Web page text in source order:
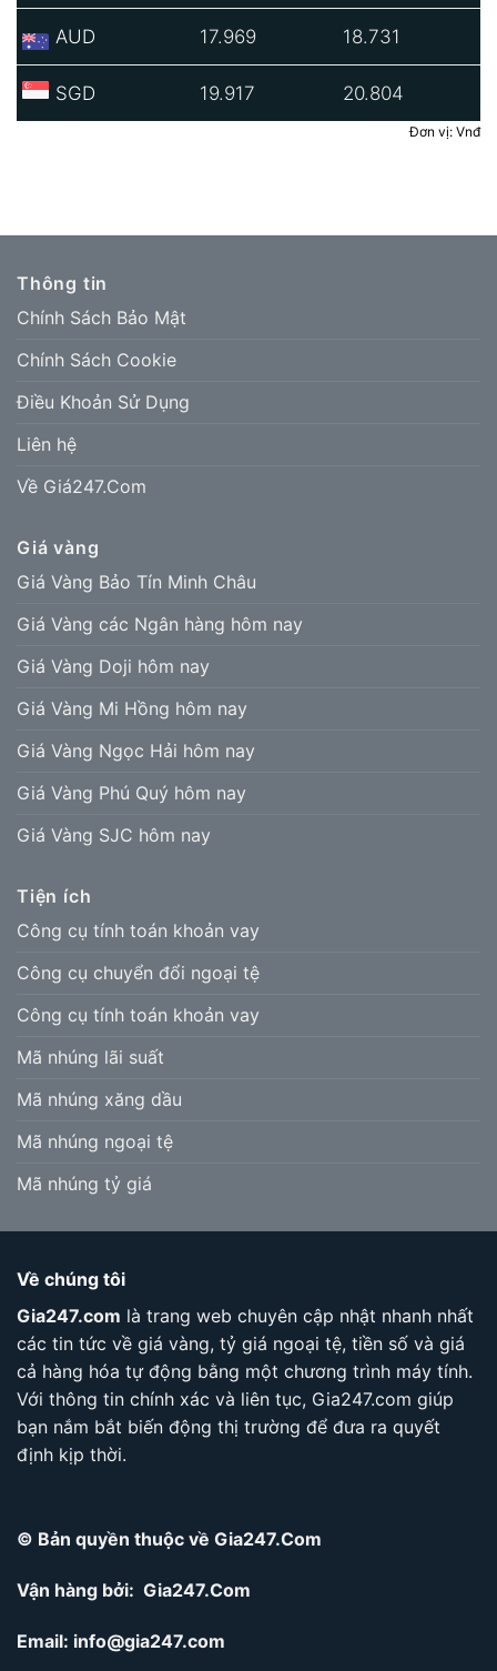
AUD 17.969 18.731
SGD 19.917 20.804
Đơn vị: Vnđ
Thông tin
Chính Sách Bảo Mật
Chính Sách Cookie
Điều Khoản Sử Dụng
Liên hệ
Về Giá247.Com
Giá vàng
Giá Vàng Bảo Tín Minh Châu
Giá Vàng các Ngân hàng hôm nay
Giá Vàng Doji hôm nay
Giá Vàng Mi Hồng hôm nay
Giá Vàng Ngọc Hải hôm nay
Giá Vàng Phú Quý hôm nay
Giá Vàng SJC hôm nay
Tiện ích
Công cụ tính toán khoản vay
Công cụ chuyển đổi ngoại tệ
Công cụ tính toán khoản vay
Mã nhúng lãi suất
Mã nhúng xăng dầu
Mã nhúng ngoại tệ
Mã nhúng tỷ giá
Về chúng tôi
Gia247.com là trang web chuyên cập nhật nhanh nhất
các tin tức về giá vàng, tỷ giá ngoại tệ, tiền số và giá
cả hàng hóa tự động bằng một chương trình máy tính.
Với thông tin chính xác và liên tục, Gia247.com giúp
bạn nắm bắt biến động thị trường để đưa ra quyết
định kịp thời.
© Bản quyền thuộc về Gia247.Com
Vận hàng bởi: Gia247.Com
Email: info@gia247.com